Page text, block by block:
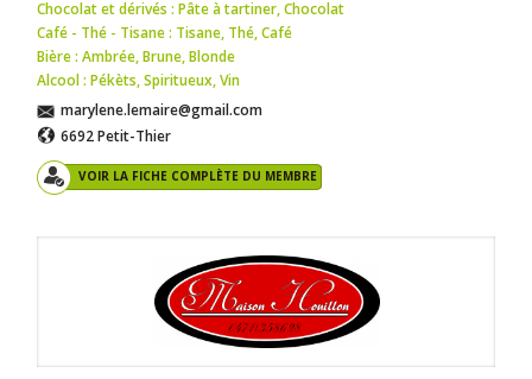
Chocolat et dérivés : Pâte à tartiner,Chocolat
Café - Thé - Tisane : Tisane, Thé,Café
Bière : Ambrée,Brune,Blonde
Alcool : Pékèts,Spiritueux,Vin
marylene.lemaire@gmail.com
6692 Petit-Thier
VOIR LA FICHE COMPLÈTE DU MEMBRE